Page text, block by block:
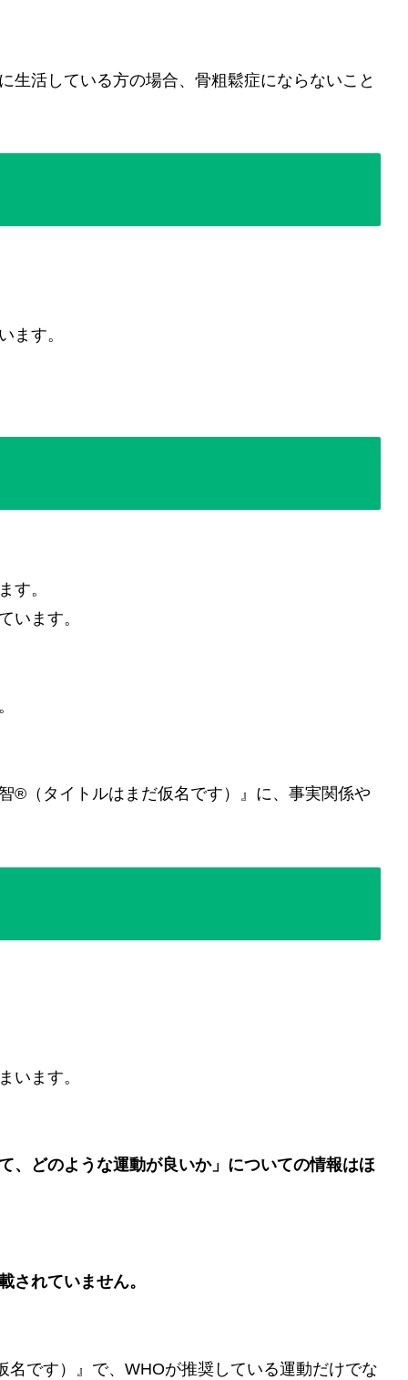
生活している方の場合、骨粗鬆症にならないこと
ます。
す。
います。
®（タイトルはまだ仮名です）』に、事実関係や
います。
、どのような運動が良いか」についての情報はほ
されていません。
です）』で、WHOが推奨している運動だけでな